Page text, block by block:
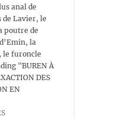
anal de
de Lavier, le
poutre de
la
le furoncle
"BUREN À
DES
EN